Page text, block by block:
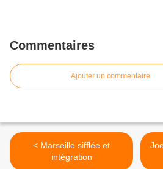
Commentaires
Ajouter un commentaire
< Marseille sifflée et
intégration